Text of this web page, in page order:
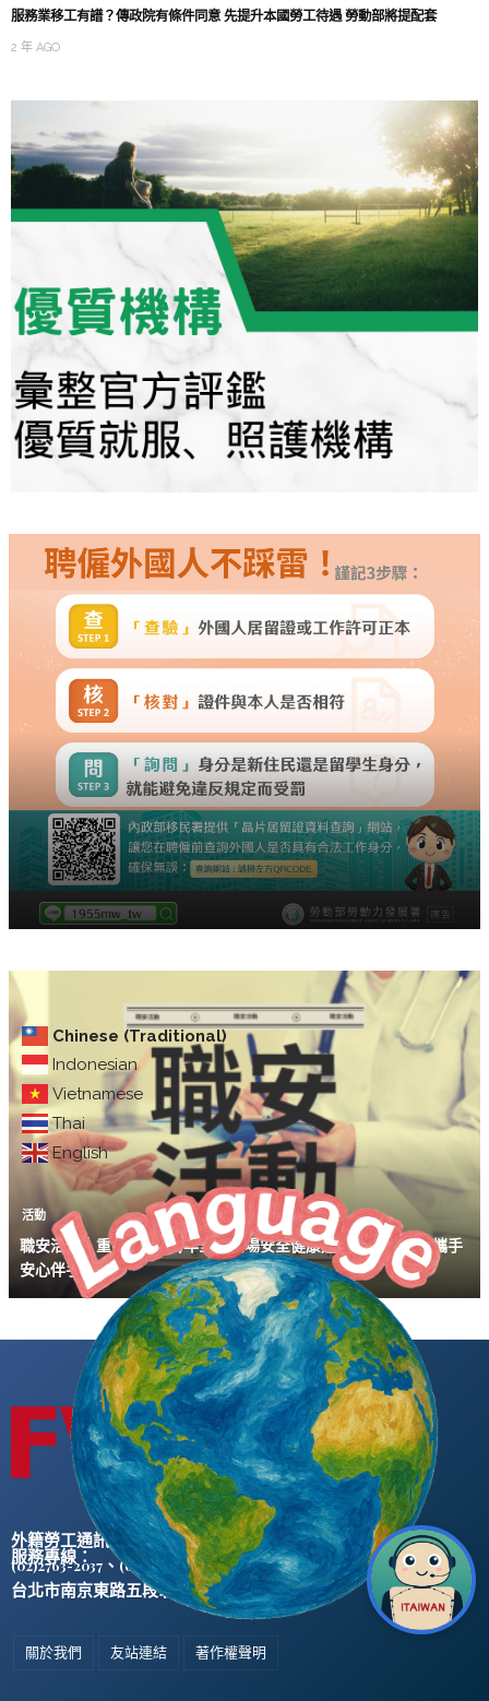
Chinese (Traditional)
Indonesian
Vietnamese
Thai
English
服務業移工有譜？傳政院有條件同意 先提升本國勞工待遇 勞動部將提配套
2 年 AGO
活動
職安活動｜重建中心 114年全國職場安全健康週推廣活動 「AI攜手
安心伴手」
外籍勞工通訊社版權所有 ©
服務專線：
(02)2763-2037 、(02)2765-0906
台北市南京東路五段47號5樓之2
關於我們 友站連結 著作權聲明